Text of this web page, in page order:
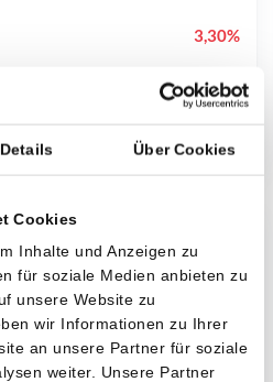
Details Über Cookies
Cookies
Inhalte und Anzeigen zu
für soziale Medien anbieten zu
unsere Website zu
wir Informationen zu Ihrer
an unsere Partner für soziale
weiter. Unsere Partner
ich...?
vandaag zou hebben als
had toegepast op
cryptocurrencies.
3,30%
5,00%